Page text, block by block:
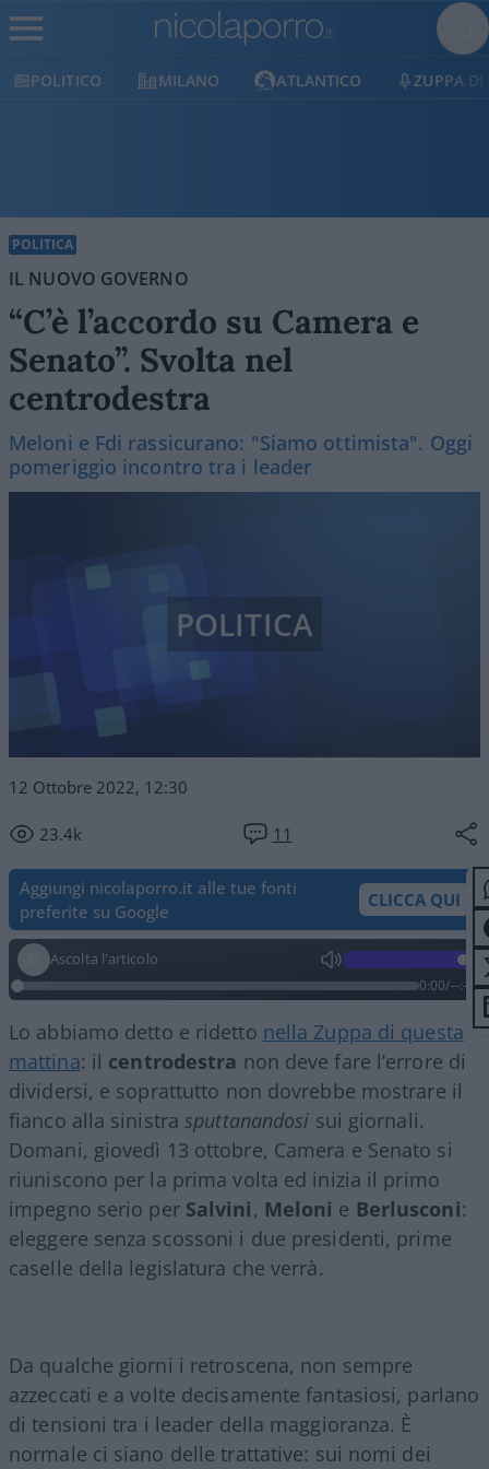
POLITICO MILANO ATLANTICO ZUPPA DI
POLITICA
IL NUOVO GOVERNO
“C’è l’accordo su Camera e
Senato”. Svolta nel
centrodestra
Meloni e Fdi rassicurano: "Siamo ottimista". Oggi
pomeriggio incontro tra i leader
12 Ottobre 2022, 12:30
23.4k 11
POLITICA
Aggiungi nicolaporro.it alle tue fonti
preferite su Google
CLICCA QUI
Ascolta l'articolo
0:00/--:--
Lo abbiamo detto e ridetto nella Zuppa di questa
mattina: il centrodestra non deve fare l’errore di
dividersi, e soprattutto non dovrebbe mostrare il
fianco alla sinistrasputtanandosi sui giornali.
Domani, giovedì 13 ottobre, Camera e Senato si
riuniscono per la prima volta ed inizia il primo
impegno serio per Salvini, Meloni e Berlusconi:
eleggere senza scossoni i due presidenti, prime
caselle della legislatura che verrà.
Da qualche giorni i retroscena, non sempre
azzeccati e a volte decisamente fantasiosi, parlano
di tensioni tra i leader della maggioranza. È
normale ci siano delle trattative: sui nomi dei